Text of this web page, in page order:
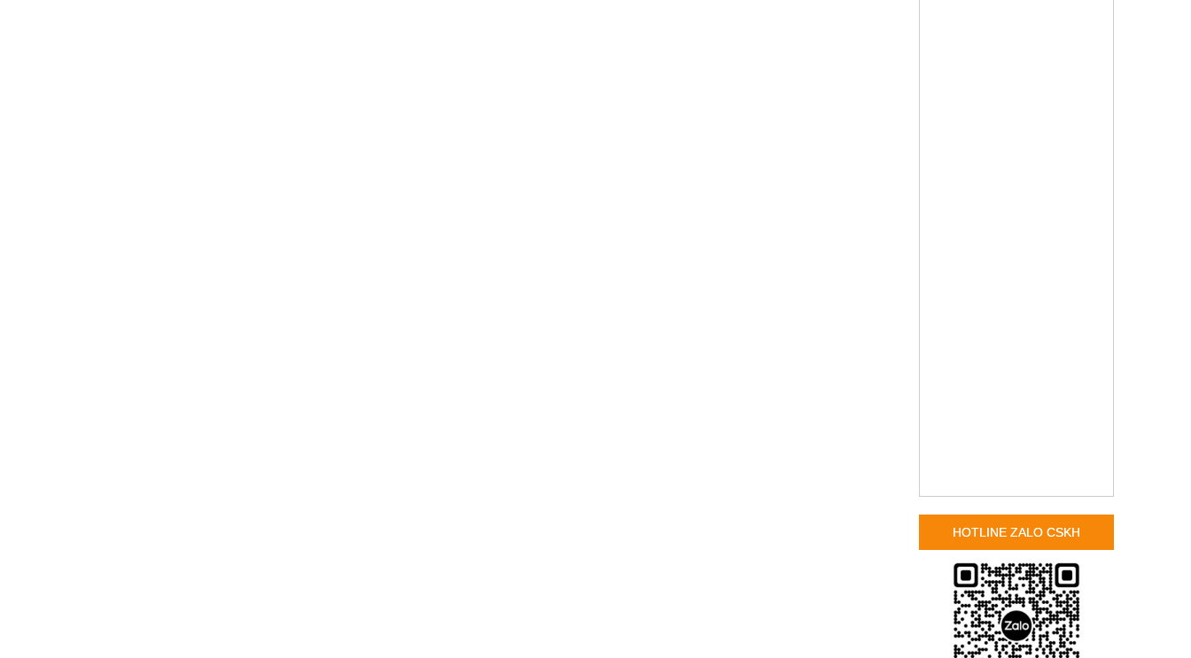
HOTLINE ZALO CSKH